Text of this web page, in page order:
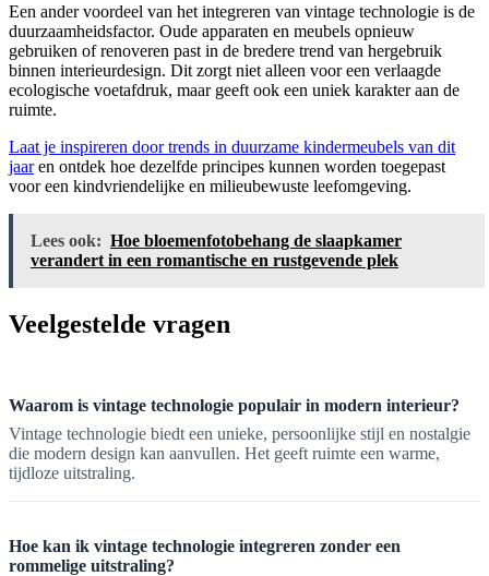
Een ander voordeel van het integreren van vintage technologie is de
duurzaamheidsfactor. Oude apparaten en meubels opnieuw
gebruiken of renoveren past in de bredere trend van hergebruik
binnen interieurdesign. Dit zorgt niet alleen voor een verlaagde
ecologische voetafdruk, maar geeft ook een uniek karakter aan de
ruimte.
Laat je inspireren door trends in duurzame kindermeubels van dit
jaaren ontdek hoe dezelfde principes kunnen worden toegepast
voor een kindvriendelijke en milieubewuste leefomgeving.
Lees ook: Hoe bloemenfotobehang de slaapkamer
verandert in een romantische en rustgevende plek
Veelgestelde vragen
Waarom is vintage technologie populair in modern interieur?
Vintage technologie biedt een unieke, persoonlijke stijl en nostalgie
die modern design kan aanvullen. Het geeft ruimte een warme,
tijdloze uitstraling.
Hoe kan ik vintage technologie integreren zonder een
rommelige uitstraling?